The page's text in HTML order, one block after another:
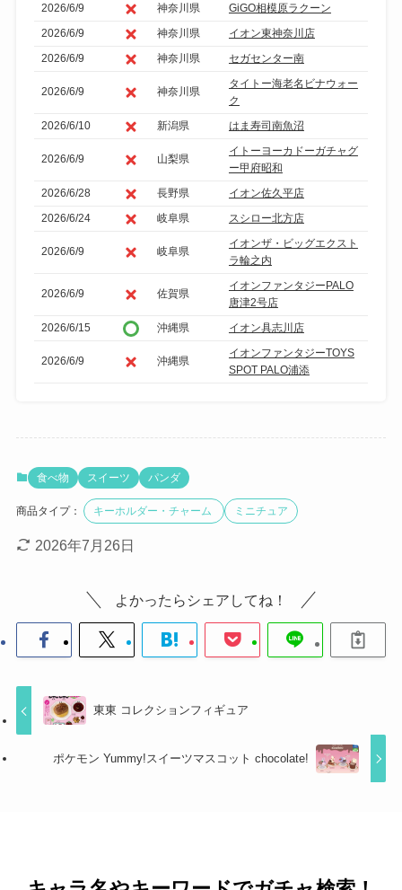
2026/6/9
神奈川県
GiGO相模原ラクーン
2026/6/9
神奈川県
イオン東神奈川店
2026/6/9
神奈川県 セガセンター南
2026/6/9 神奈川県
タイトー海老名ビナウォー
ク
2026/6/10
新潟県 はま寿司南魚沼
2026/6/9 山梨県
イトーヨーカドーガチャグ
ー甲府昭和
2026/6/28
長野県
イオン佐久平店
2026/6/24
岐阜県 スシロー北方店
2026/6/9 岐阜県
イオンザ・ビッグエクスト
ラ輪之内
2026/6/9 佐賀県
イオンファンタジーPALO
唐津2号店
2026/6/15
沖縄県 イオン具志川店
2026/6/9 沖縄県
イオンファンタジーTOYS
SPOT PALO浦添
食べ物 スイーツ パンダ
商品タイプ： キーホルダー・チャーム ミニチュア
2026年7月26日
よかったらシェアしてね！
東東 コレクションフィギュア
ポケモン Yummy!スイーツマスコット chocolate!